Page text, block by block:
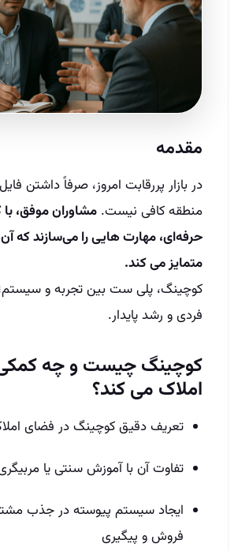
مقدمه
در بازار پررقابت امروز، صرفاً داشتن
منطقه کافی نیست. مشاوران موفق،
حرفه‌ای، مهارت‌ هایی را می‌سازند که
متمایز می‌ کند.
کوچینگ، پلی‌ ست بین تجربه و سیستم؛
فردی و رشد پایدار.
کوچینگ چیست و چه
املاک می‌ کند؟
تعریف دقیق کوچینگ در فضای
تفاوت آن با آموزش سنتی یا
ایجاد سیستم پیوسته در جذب
فروش و پیگیری